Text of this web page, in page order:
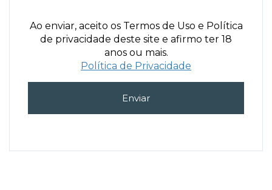
Ao enviar, aceito os Termos de Uso e Política
de privacidade deste site e afirmo ter 18
anos ou mais.
Política de Privacidade
Enviar